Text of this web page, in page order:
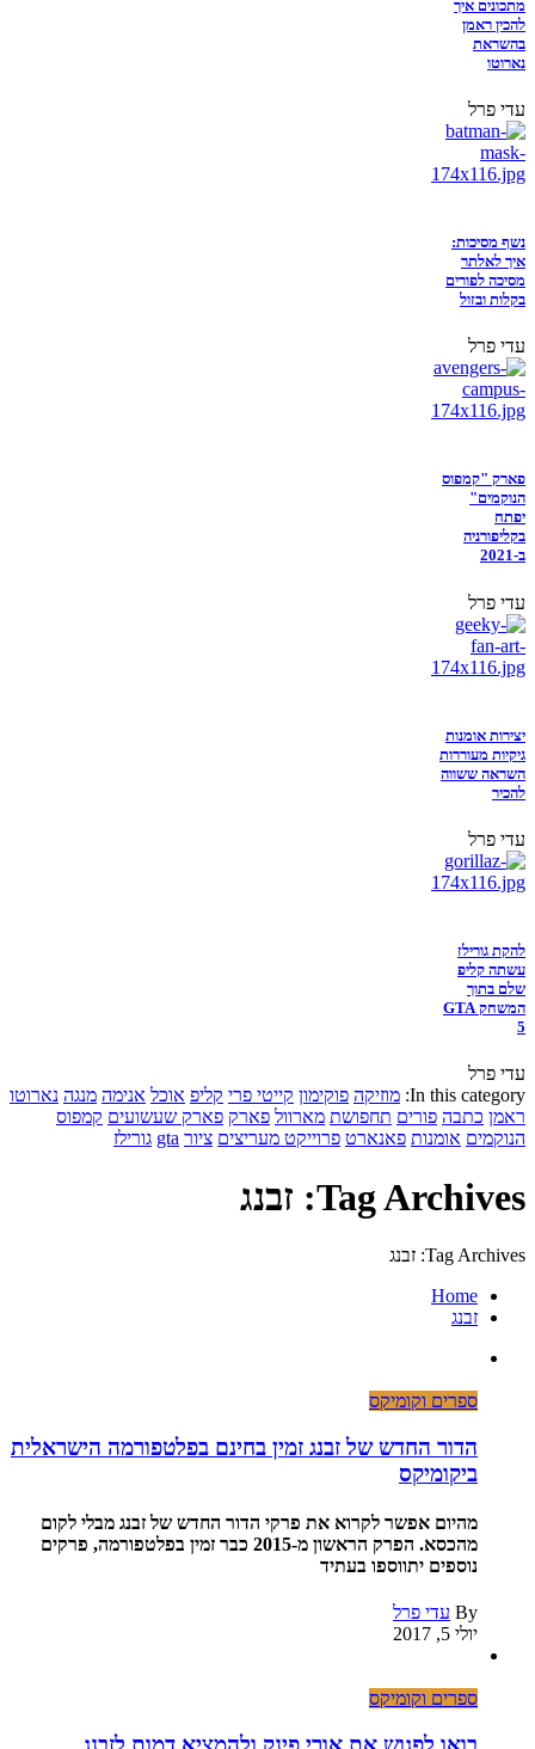
מתכונים איך
להכין ראמן
בהשראת
נארוטו
עדי פרל
נשף מסיכות:
איך לאלתר
מסיכה לפורים
בקלות ובזול
עדי פרל
פארק "קמפוס
הנוקמים"
יפתח
בקליפורניה
ב-2021
עדי פרל
יצירות אומנות
גיקיות מעוררות
השראה ששווה
להכיר
עדי פרל
להקת גורילז
עשתה קליפ
שלם בתוך
המשחק GTA
5
עדי פרל
In this category: מוזיקה פוקימון קייטי פרי קליפ אוכל אנימה מנגה נארוטו
ראמן כתבה פורים תחפושת מארוול פארק פארק שעשועים קמפוס
הנוקמים אומנות פאנארט פרוייקט מעריצים ציור gta גורילז
Tag Archives: זבנג
Tag Archives: זבנג
Home
זבנג
ספרים וקומיקס
הדור החדש של זבנג זמין בחינם בפלטפורמה הישראלית
ביקומיקס
מהיום אפשר לקרוא את פרקי הדור החדש של זבנג מבלי לקום
מהכסא. הפרק הראשון מ-2015 כבר זמין בפלטפורמה, פרקים
נוספים יתווספו בעתיד
By עדי פרל
יולי 5, 2017
ספרים וקומיקס